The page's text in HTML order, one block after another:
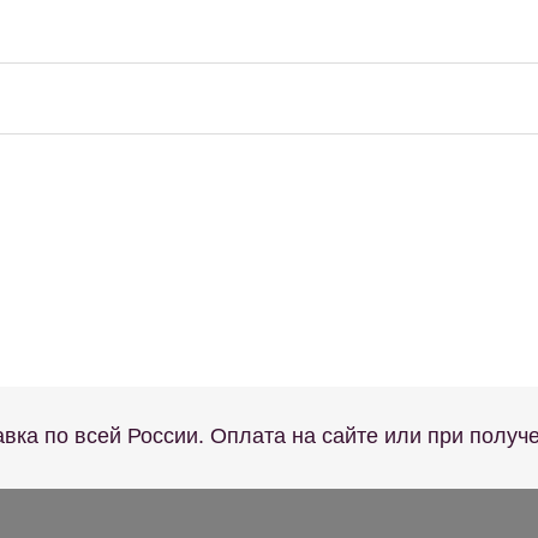
по всей России. Оплата на сайте или при